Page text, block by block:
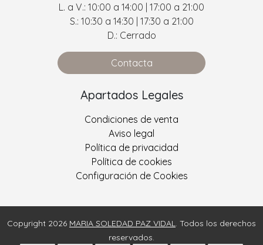
L. a V.: 10:00 a 14:00 | 17:00 a 21:00
S.: 10:30 a 14:30 | 17:30 a 21:00
D.: Cerrado
Contacta
Apartados Legales
Condiciones de venta
Aviso legal
Política de privacidad
Política de cookies
Configuración de Cookies
Copyright 2026 MARIA SOLEDAD PAZ VIDAL
. Todos los derechos
reservados.